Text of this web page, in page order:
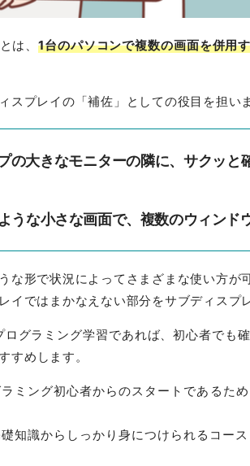
は、1台のパソコンで複数の画面を併用
スプレイの「補佐」としての役目を担いま
の大きなモニターの隣に、サクッと
うな小さな画面で、複数のウィンド
な形で状況によってさまざまな使い方が
イではまかなえない部分をサブディスプ
グラミング学習であれば、初心者でも
すめします。
ミング初心者からのスタートであるた
知識からしっかり身につけられるコー